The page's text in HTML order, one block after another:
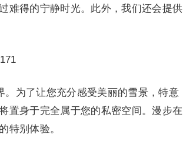
难得的宁静时光。此外，我们还会提供
。为了让您充分感受美丽的雪景，特意
置身于完全属于您的私密空间。漫步在
特别体验。